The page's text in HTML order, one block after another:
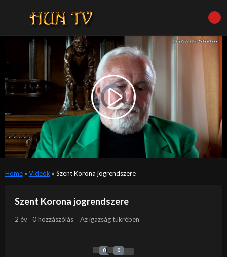
Video
Player
is
loading.Play
Video
Home» Videók » Szent Korona jogrendszere
Szent Korona jogrendszere
2 év 0 hozzászólás Az igazság tükrében
0 0